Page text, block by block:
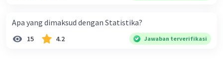
Apa yang dimaksud dengan Statistika?
15 4.2 Jawaban terverifikasi